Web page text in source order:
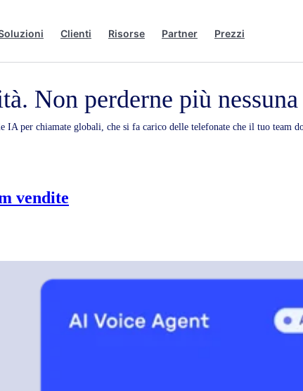
Clienti Risorse Partner Prezzi
Non perderne più
IA per chiamate globali, che si fa carico delle telefonate che il tuo team
vendite